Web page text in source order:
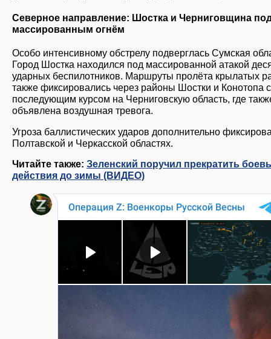
Северное направление: Шостка и Черниговщина
массированным огнём
Особо интенсивному обстрелу подверглась Сумская
Город Шостка находился под массированной атакой
ударных беспилотников. Маршруты пролёта крылатых
также фиксировались через районы Шостки и Конотопа с
последующим курсом на Черниговскую область, где
объявлена воздушная тревога.
Угроза баллистических ударов дополнительно
Полтавской и Черкасской областях.
Читайте также: Зеленский поручил прекратить
действия до зимы (ВИДЕО)